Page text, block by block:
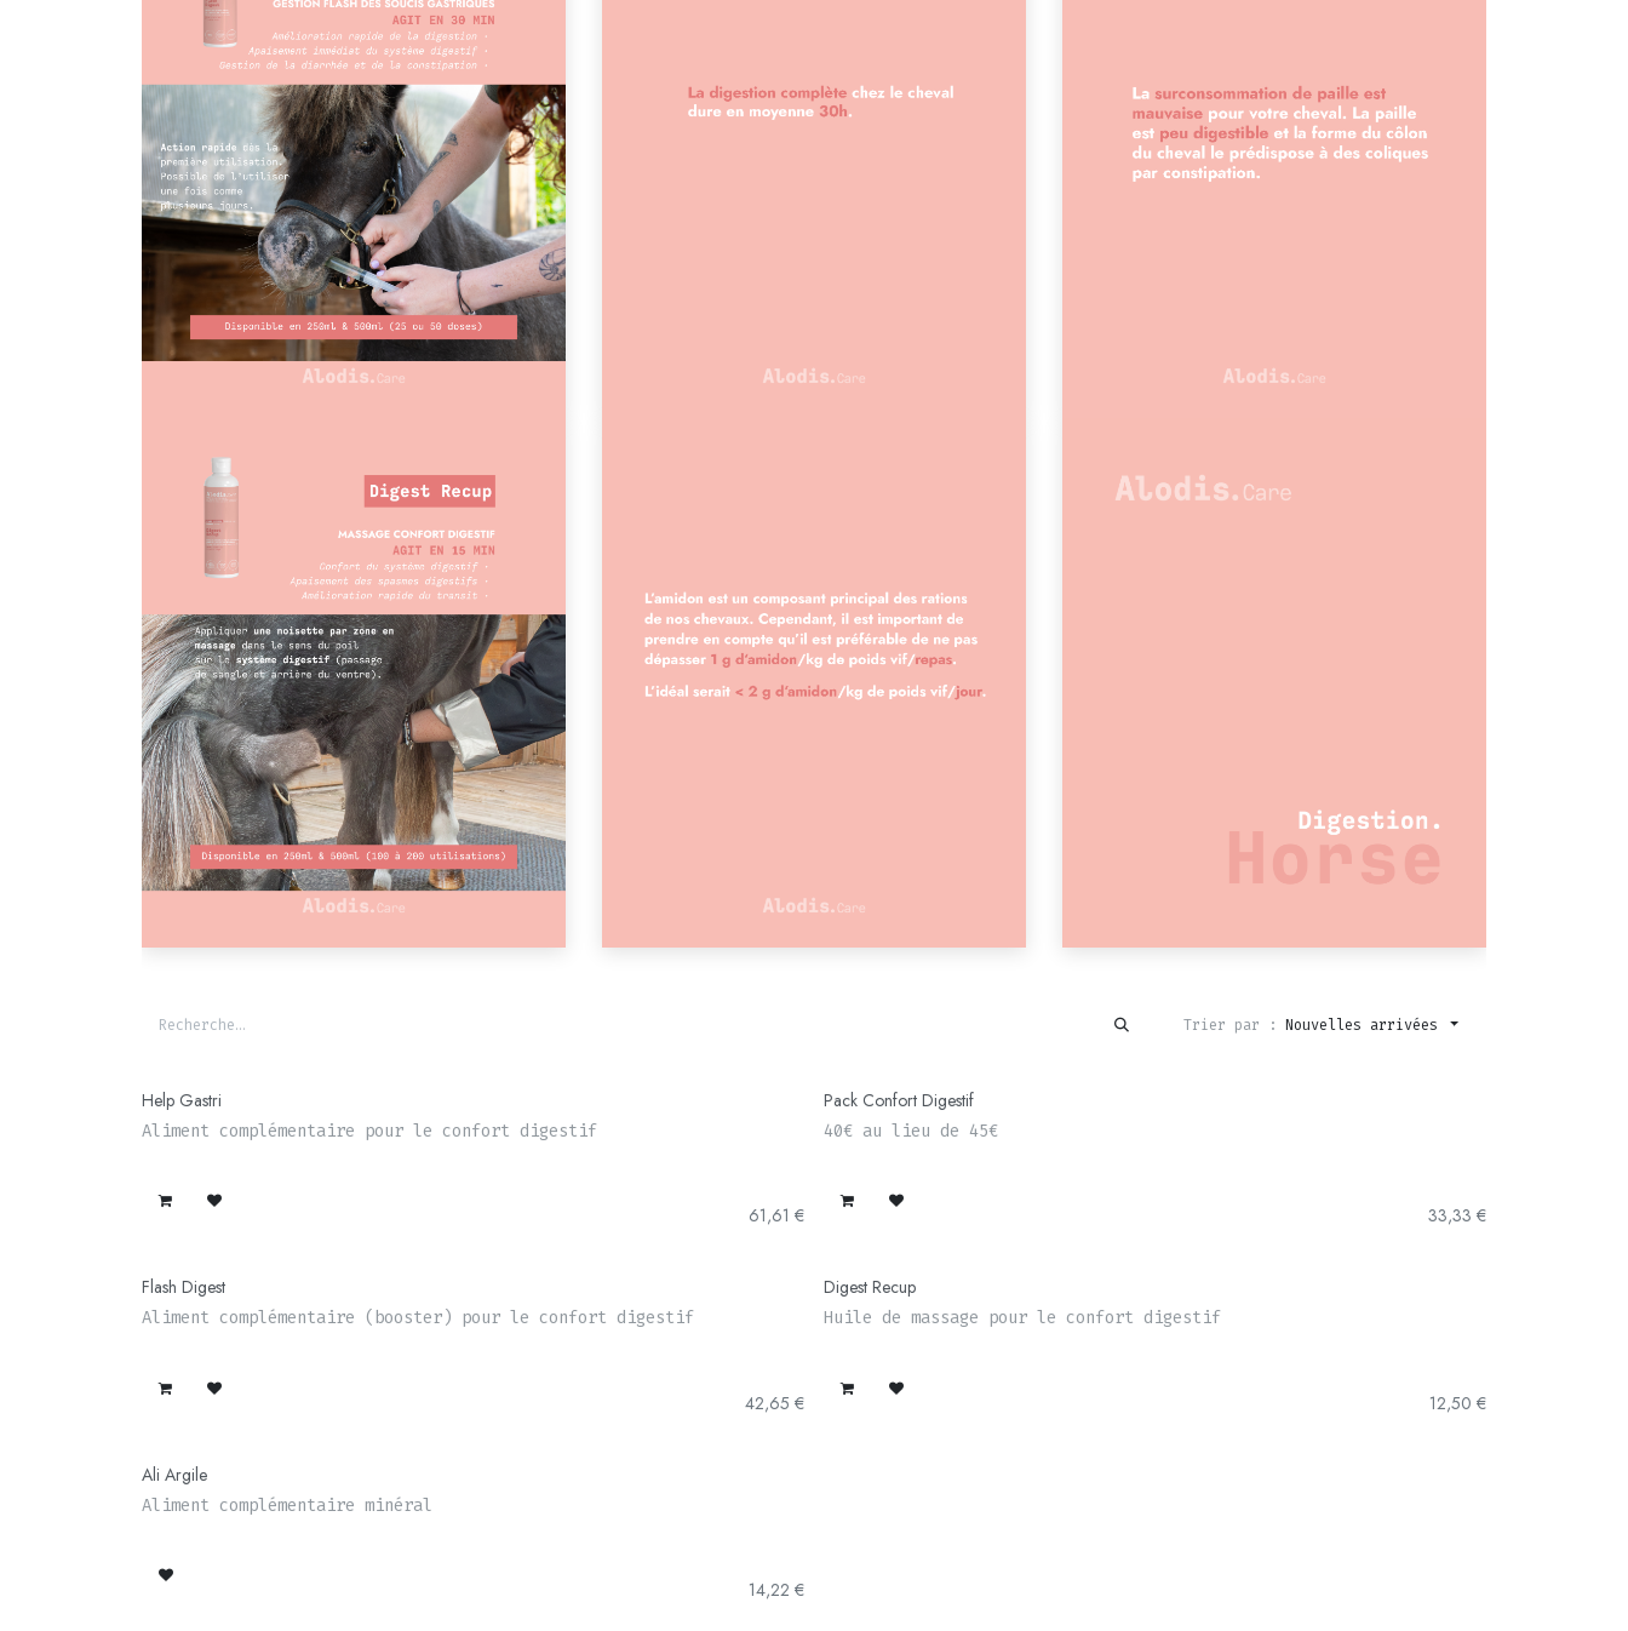
Trier par : Nouvelles arrivées
Help Gastri
Aliment complémentaire pour le confort digestif
61,61 €
Pack Confort Digestif
40€ au lieu de 45€
33,33 €
Flash Digest
Aliment complémentaire (booster) pour le confort digestif
42,65 €
Digest Recup
Huile de massage pour le confort digestif
12,50 €
Ali Argile
Aliment complémentaire minéral
14,22 €